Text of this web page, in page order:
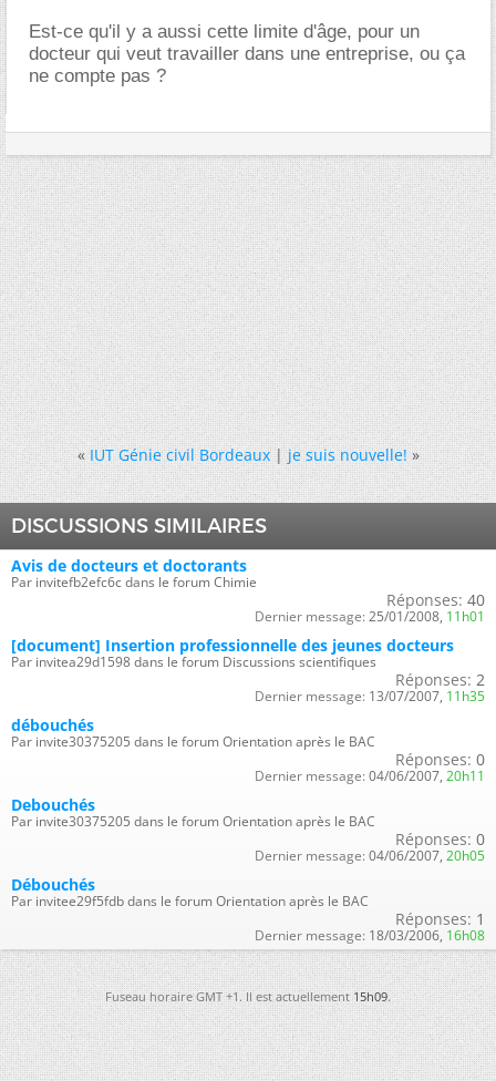
Est-ce qu'il y a aussi cette limite d'âge, pour un
docteur qui veut travailler dans une entreprise, ou ça
ne compte pas ?
« IUT Génie civil Bordeaux|je suis nouvelle! »
DISCUSSIONS SIMILAIRES
Avis de docteurs et doctorants
Par invitefb2efc6c dans le forum Chimie
Réponses: 40
Dernier message: 25/01/2008, 11h01
[document] Insertion professionnelle des jeunes docteurs
Par invitea29d1598 dans le forum Discussions scientifiques
Réponses: 2
Dernier message: 13/07/2007, 11h35
débouchés
Par invite30375205 dans le forum Orientation après le BAC
Réponses: 0
Dernier message: 04/06/2007, 20h11
Debouchés
Par invite30375205 dans le forum Orientation après le BAC
Réponses: 0
Dernier message: 04/06/2007, 20h05
Débouchés
Par invitee29f5fdb dans le forum Orientation après le BAC
Réponses: 1
Dernier message: 18/03/2006, 16h08
Fuseau horaire GMT +1. Il est actuellement15h09.